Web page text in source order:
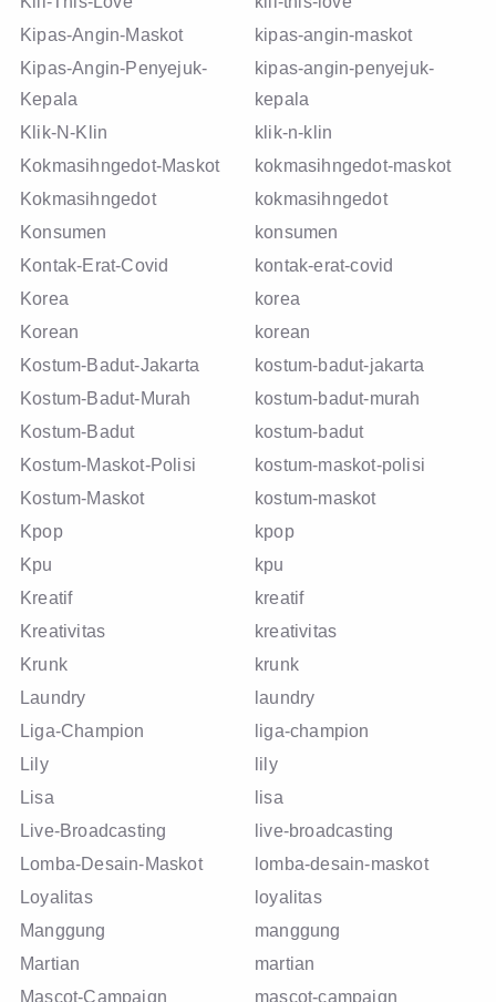
Kipas-Angin-Maskot
kipas-angin-maskot
Kipas-Angin-Penyejuk-
Kepala
kipas-angin-penyejuk-
kepala
Klik-N-Klin
klik-n-klin
Kokmasihngedot-Maskot
kokmasihngedot-maskot
Kokmasihngedot
kokmasihngedot
Konsumen
konsumen
Kontak-Erat-Covid
kontak-erat-covid
Korea
korea
Korean
korean
Kostum-Badut-Jakarta
kostum-badut-jakarta
Kostum-Badut-Murah
kostum-badut-murah
Kostum-Badut
kostum-badut
Kostum-Maskot-Polisi
kostum-maskot-polisi
Kostum-Maskot
kostum-maskot
Kpop
kpop
Kpu
kpu
Kreatif
kreatif
Kreativitas
kreativitas
Krunk
krunk
Laundry
laundry
Liga-Champion
liga-champion
Lily
lily
Lisa
lisa
Live-Broadcasting
live-broadcasting
Lomba-Desain-Maskot
lomba-desain-maskot
Loyalitas
loyalitas
Manggung
manggung
Martian
martian
Mascot-Campaign
mascot-campaign